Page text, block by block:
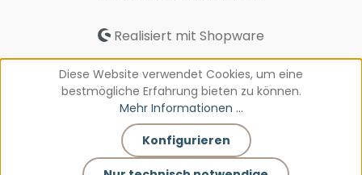
Realisiert mit Shopware
Diese Website verwendet Cookies, um eine
bestmögliche Erfahrung bieten zu können.
Mehr Informationen ...
Konfigurieren